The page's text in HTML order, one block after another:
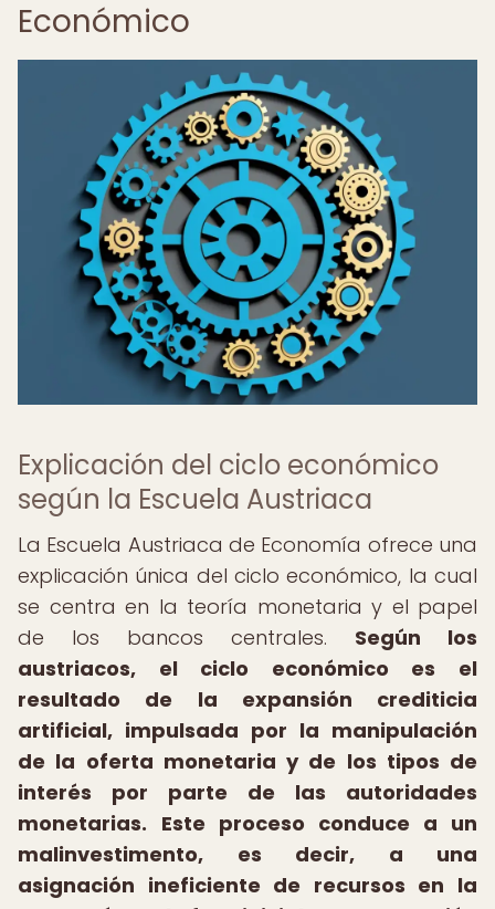
Económico
Explicación del ciclo económico
según la Escuela Austriaca
La Escuela Austriaca de Economía ofrece una
explicación única del ciclo económico, la cual
se centra en la teoría monetaria y el papel
de los bancos centrales. Según los
austriacos, el ciclo económico es el
resultado de la expansión crediticia
artificial, impulsada por la manipulación
de la oferta monetaria y de los tipos de
interés por parte de las autoridades
monetarias. Este proceso conduce a un
malinvestimento, es decir, a una
asignación ineficiente de recursos en la